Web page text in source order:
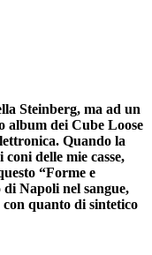
Steinberg, ma ad un
album dei Cube Loose
Quando la
delle mie casse,
“Forme e
Napoli nel sangue,
con quanto di sintetico